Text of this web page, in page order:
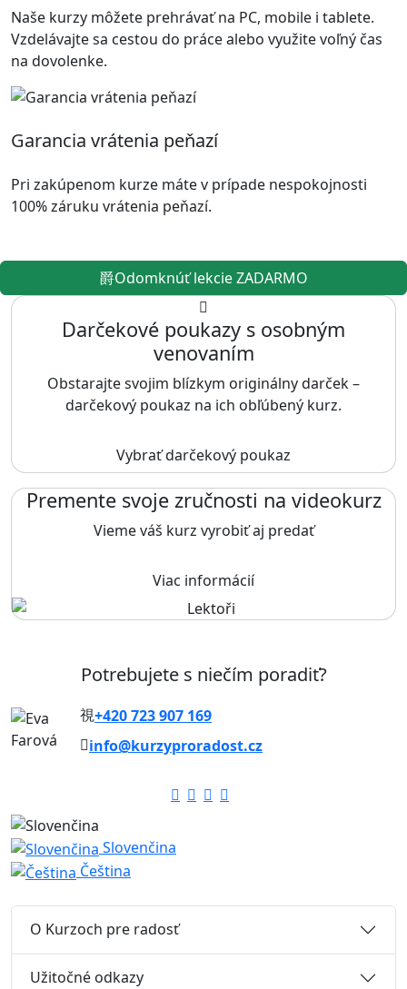
Naše kurzy môžete prehrávať na PC, mobile i tablete.
Vzdelávajte sa cestou do práce alebo využite voľný čas
na dovolenke.
Garancia vrátenia peňazí
Pri zakúpenom kurze máte v prípade nespokojnosti
100% záruku vrátenia peňazí.
Odomknúť lekcie ZADARMO
Darčekové poukazy s osobným
venovaním
Obstarajte svojim blízkym originálny darček –
darčekový poukaz na ich obľúbený kurz.
Vybrať darčekový poukaz
Premente svoje zručnosti na videokurz
Vieme váš kurz vyrobiť aj predať
Viac informácií
Potrebujete s niečím poradiť?
+420 723 907 169
info@kurzyproradost.cz
Slovenčina
Čeština
O Kurzoch pre radosť
Užitočné odkazy